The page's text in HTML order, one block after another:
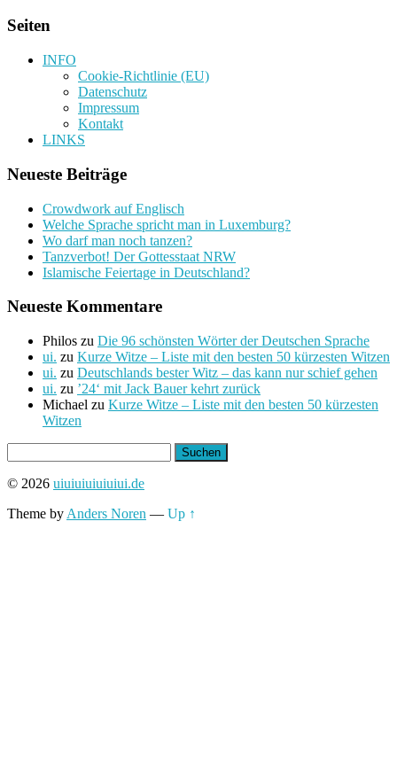
Seiten
INFO
Cookie-Richtlinie (EU)
Datenschutz
Impressum
Kontakt
LINKS
Neueste Beiträge
Crowdwork auf Englisch
Welche Sprache spricht man in Luxemburg?
Wo darf man noch tanzen?
Tanzverbot! Der Gottesstaat NRW
Islamische Feiertage in Deutschland?
Neueste Kommentare
Philos zu Die 96 schönsten Wörter der Deutschen Sprache
ui. zu Kurze Witze – Liste mit den besten 50 kürzesten Witzen
ui. zu Deutschlands bester Witz – das kann nur schief gehen
ui. zu ’24‘ mit Jack Bauer kehrt zurück
Michael zu Kurze Witze – Liste mit den besten 50 kürzesten
Witzen
nach:
© 2026 uiuiuiuiuiuiui.de
Theme by Anders Noren — Up ↑